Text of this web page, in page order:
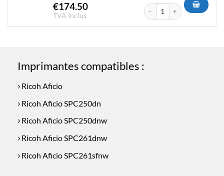
€174.50
TVA Inclus
quantité de Toner Ricoh
Imprimantes compatibles :
Ricoh Aficio
Ricoh Aficio SPC250dn
Ricoh Aficio SPC250dnw
Ricoh Aficio SPC261dnw
Ricoh Aficio SPC261sfnw